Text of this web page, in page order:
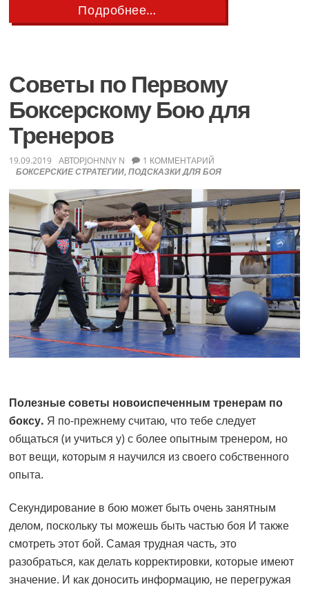
Подробнее…
Как
Советы по Первому
Боксерскому Бою для
Тренеров
19.09.2019 АВТОРJOHNNY N
БОКСЕРСКИЕ СТРАТЕГИИ,ПОДСКАЗКИ ДЛЯ БОЯ
1 КОММЕНТАРИЙ
Полезные советы новоиспеченным тренерам по
боксу. Я по-прежнему считаю, что тебе следует
общаться (и учиться у) с более опытным тренером, но
вот вещи, которым я научился из своего собственного
опыта.
Секундирование в бою может быть очень занятным
делом, поскольку ты можешь быть частью боя И также
смотреть этот бой. Самая трудная часть, это
разобраться, как делать корректировки, которые имеют
значение. И как доносить информацию, не перегружая